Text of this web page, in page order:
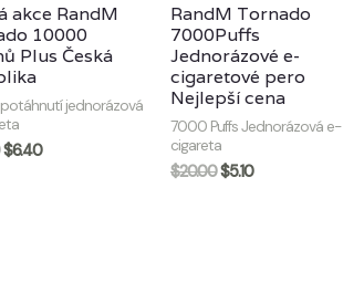
akce RandM
10000
Plus Česká
jednorázová
$6.40
RandM Tornado
7000Puffs
Jednorázové e-
cigaretové pero
Nejlepší cena
7000 Puffs Jednorázová e-
cigareta
$20.00$5.10